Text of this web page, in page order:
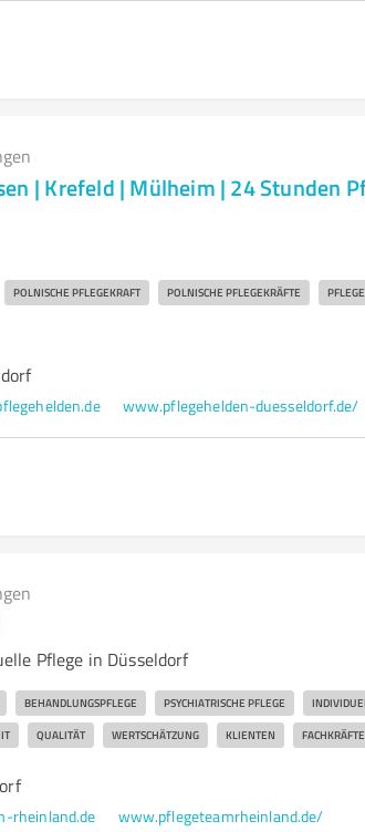
| Krefeld | Mülheim | 24 Stunden
POLNISCHE PFLEGEKRAFT POLNISCHE PFLEGEKRÄFTE
www.pflegehelden-duesseldorf.de/
Pflege in Düsseldorf
BEHANDLUNGSPFLEGE PSYCHIATRISCHE PFLEGE
QUALITÄT WERTSCHÄTZUNG KLIENTEN FACHKRÄFTE
rheinland.de www.pflegeteamrheinland.de/